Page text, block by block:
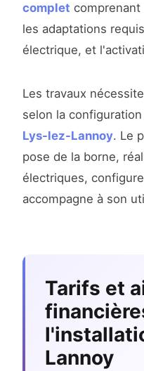
complet
les adaptations
électrique, et
Les travaux
selon la
Lys-lez-Lannoy. Le
pose de la borne,
électriques,
accompagne à son
Tarifs et
Lannoy